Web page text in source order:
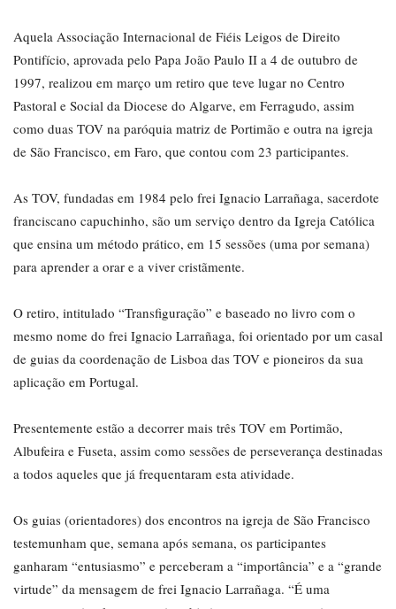
Aquela Associação Internacional de Fiéis Leigos de Direito
Pontifício, aprovada pelo Papa João Paulo II a 4 de outubro de
1997, realizou em março um retiro que teve lugar no Centro
Pastoral e Social da Diocese do Algarve, em Ferragudo, assim
como duas TOV na paróquia matriz de Portimão e outra na igreja
de São Francisco, em Faro, que contou com 23 participantes.
As TOV, fundadas em 1984 pelo frei Ignacio Larrañaga, sacerdote
franciscano capuchinho, são um serviço dentro da Igreja Católica
que ensina um método prático, em 15 sessões (uma por semana)
para aprender a orar e a viver cristãmente.
O retiro, intitulado “Transfiguração” e baseado no livro com o
mesmo nome do frei Ignacio Larrañaga, foi orientado por um casal
de guias da coordenação de Lisboa das TOV e pioneiros da sua
aplicação em Portugal.
Presentemente estão a decorrer mais três TOV em Portimão,
Albufeira e Fuseta, assim como sessões de perseverança destinadas
a todos aqueles que já frequentaram esta atividade.
Os guias (orientadores) dos encontros na igreja de São Francisco
testemunham que, semana após semana, os participantes
ganharam “entusiasmo” e perceberam a “importância” e a “grande
virtude” da mensagem de frei Ignacio Larrañaga. “É uma